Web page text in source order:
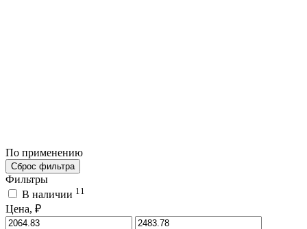
По применению
Сброс фильтра
Фильтры
В наличии 11
Цена, ₽